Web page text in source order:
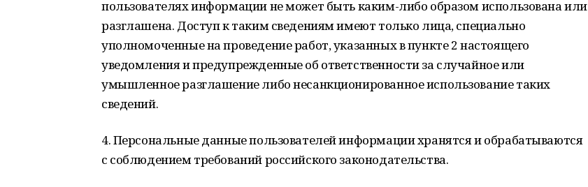
пользователях информации не может быть каким-либо образом использована или
разглашена. Доступ к таким сведениям имеют только лица, специально
уполномоченные на проведение работ, указанных в пункте 2 настоящего
уведомления и предупрежденные об ответственности за случайное или
умышленное разглашение либо несанкционированное использование таких
сведений.
4. Персональные данные пользователей информации хранятся и обрабатываются
с соблюдением требований российского законодательства.